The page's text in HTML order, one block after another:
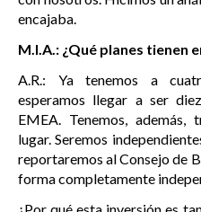
encajaba.
M.I.A.: ¿Qué planes tienen
A.R.: Ya tenemos a
esperamos llegar a ser
EMEA. Tenemos, además,
lugar. Seremos
reportaremos al Consejo de
forma completamente